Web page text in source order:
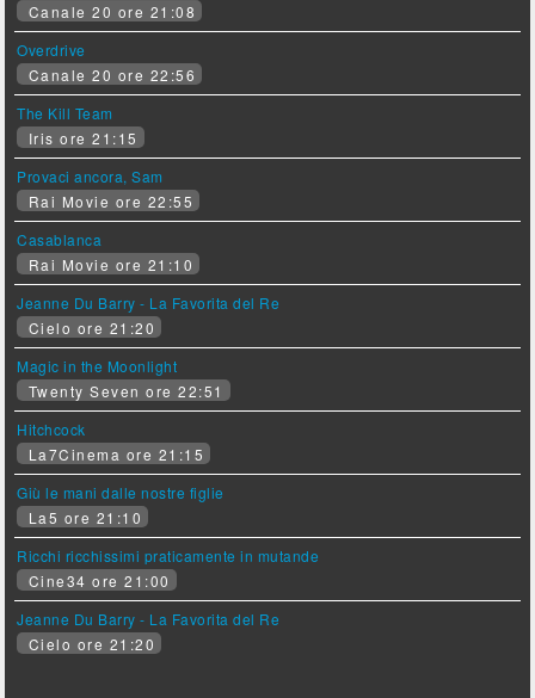
Canale 20 ore 21:08
Overdrive
Canale 20 ore 22:56
The Kill Team
Iris ore 21:15
Provaci ancora, Sam
Rai Movie ore 22:55
Casablanca
Rai Movie ore 21:10
Jeanne Du Barry - La Favorita del Re
Cielo ore 21:20
Magic in the Moonlight
Twenty Seven ore 22:51
Hitchcock
La7Cinema ore 21:15
Giù le mani dalle nostre figlie
La5 ore 21:10
Ricchi ricchissimi praticamente in mutande
Cine34 ore 21:00
Jeanne Du Barry - La Favorita del Re
Cielo ore 21:20